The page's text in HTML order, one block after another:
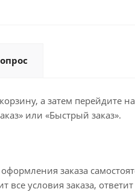
а затем перейдите
или «Быстрый заказ».
заказа
условия заказа,